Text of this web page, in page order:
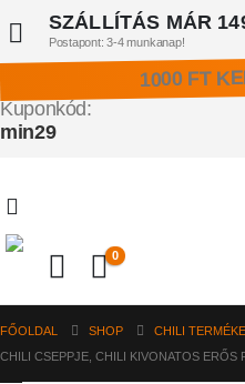
SZÁLLÍTÁS MÁR
Postapont: 3-4 munkanap!
1000 FT
Kuponkód:
min29
0
FŐOLDAL SHOP CHILI
CHILI CSEPPJE, CHILI KIVONATOS ERŐS